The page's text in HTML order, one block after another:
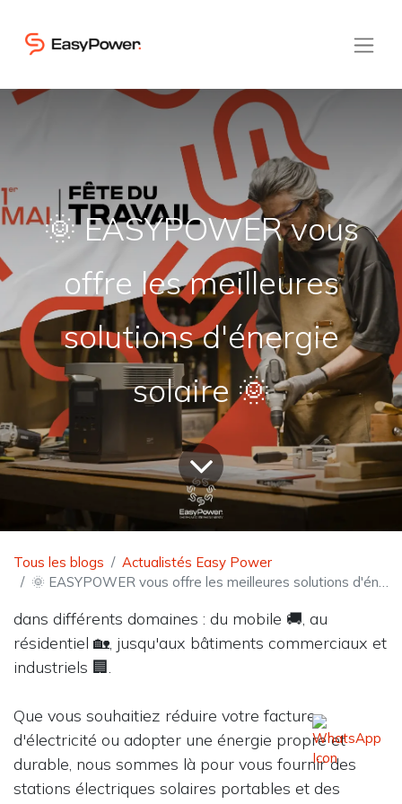
🌞 EASYPOWER vous
offre les meilleures
solutions d'énergie
solaire 🌞
Tous les blogs
Actualistés Easy Power
🌞 EASYPOWER vous offre les meilleures solutions d'énergie solaire 🌞
dans différents domaines : du mobile 🚚, au
résidentiel 🏡, jusqu'aux bâtiments commerciaux et
industriels 🏢.
Que vous souhaitiez réduire votre facture
d'électricité ou adopter une énergie propre et
durable, nous sommes là pour vous fournir des
stations électriques solaires portables et des